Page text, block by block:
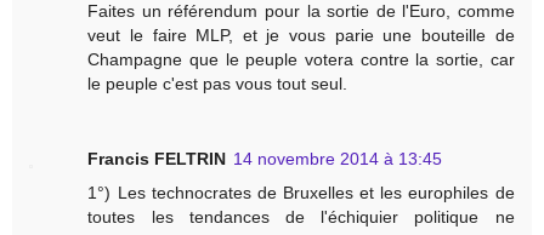
Faites un référendum pour la sortie de l'Euro, comme
veut le faire MLP, et je vous parie une bouteille de
Champagne que le peuple votera contre la sortie, car
le peuple c'est pas vous tout seul.
Francis FELTRIN 14 novembre 2014 à 13:45
1°) Les technocrates de Bruxelles et les europhiles de
toutes les tendances de l'échiquier politique ne